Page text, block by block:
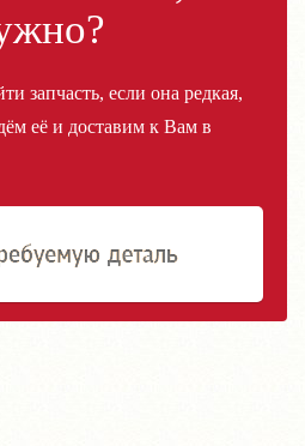
запчасть, если она редкая,
её и доставим к Вам в